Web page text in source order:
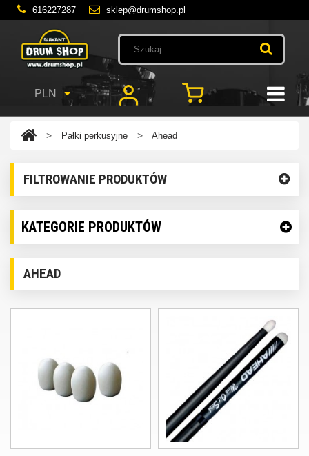
616227287 sklep@drumshop.pl
PLN
> Pałki perkusyjne > Ahead
FILTROWANIE PRODUKTÓW
KATEGORIE PRODUKTÓW
AHEAD